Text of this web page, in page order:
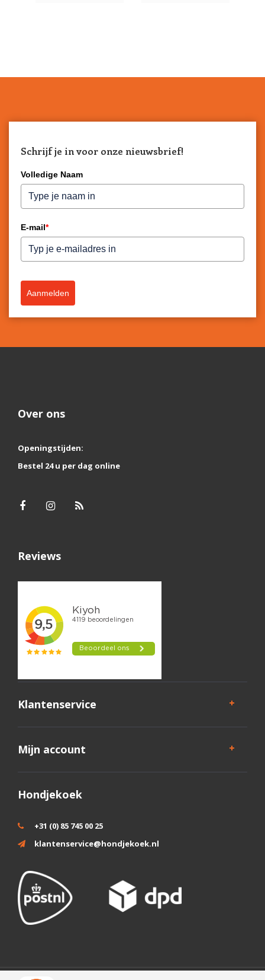
Schrijf je in voor onze nieuwsbrief!
Volledige Naam
E-mail*
Aanmelden
Over ons
Openingstijden:
Bestel 24 u per dag online
Reviews
Klantenservice
Mijn account
Hondjekoek
+31 (0) 85 745 00 25
klantenservice@hondjekoek.nl